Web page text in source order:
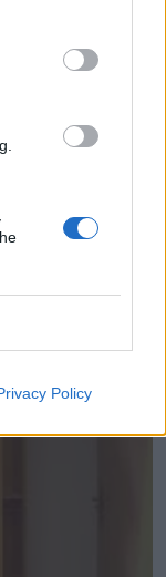
Policy